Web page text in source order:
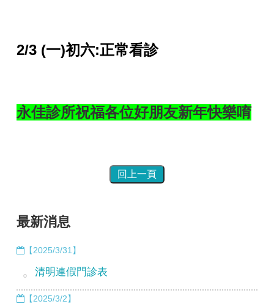
2/3 (一)初六:正常看診
永佳診所祝福各位好朋友新年快樂唷
最新消息
【2025/3/31】
清明連假門診表
【2025/3/2】